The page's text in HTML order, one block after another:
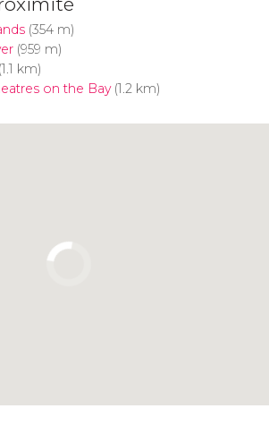
(354 m)
(959 m)
km)
on the Bay(1.2 km)